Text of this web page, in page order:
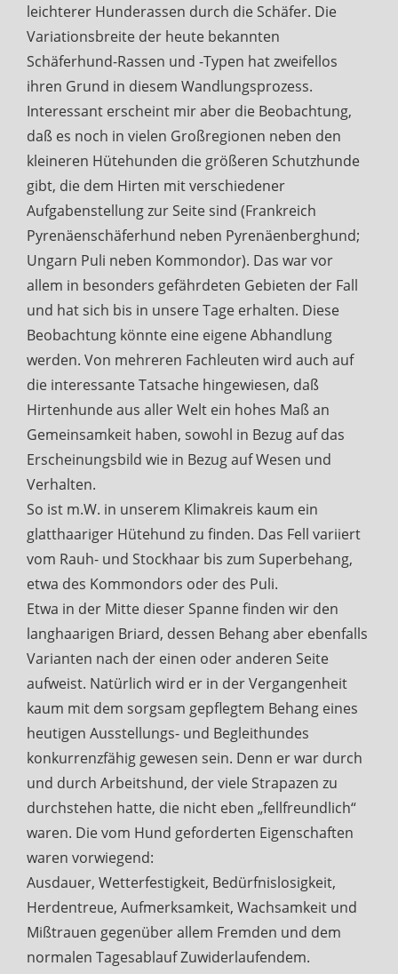
leichterer Hunderassen durch die Schäfer. Die
Variationsbreite der heute bekannten
Schäferhund-Rassen und -Typen hat zweifellos
ihren Grund in diesem Wandlungsprozess.
Interessant erscheint mir aber die Beobachtung,
daß es noch in vielen Großregionen neben den
kleineren Hütehunden die größeren Schutzhunde
gibt, die dem Hirten mit verschiedener
Aufgabenstellung zur Seite sind (Frankreich
Pyrenäenschäferhund neben Pyrenäenberghund;
Ungarn Puli neben Kommondor). Das war vor
allem in besonders gefährdeten Gebieten der Fall
und hat sich bis in unsere Tage erhalten. Diese
Beobachtung könnte eine eigene Abhandlung
werden. Von mehreren Fachleuten wird auch auf
die interessante Tatsache hingewiesen, daß
Hirtenhunde aus aller Welt ein hohes Maß an
Gemeinsamkeit haben, sowohl in Bezug auf das
Erscheinungsbild wie in Bezug auf Wesen und
Verhalten.
So ist m.W. in unserem Klimakreis kaum ein
glatthaariger Hütehund zu finden. Das Fell variiert
vom Rauh- und Stockhaar bis zum Superbehang,
etwa des Kommondors oder des Puli.
Etwa in der Mitte dieser Spanne finden wir den
langhaarigen Briard, dessen Behang aber ebenfalls
Varianten nach der einen oder anderen Seite
aufweist. Natürlich wird er in der Vergangenheit
kaum mit dem sorgsam gepflegtem Behang eines
heutigen Ausstellungs- und Begleithundes
konkurrenzfähig gewesen sein. Denn er war durch
und durch Arbeitshund, der viele Strapazen zu
durchstehen hatte, die nicht eben „fellfreundlich“
waren. Die vom Hund geforderten Eigenschaften
waren vorwiegend:
Ausdauer, Wetterfestigkeit, Bedürfnislosigkeit,
Herdentreue, Aufmerksamkeit, Wachsamkeit und
Mißtrauen gegenüber allem Fremden und dem
normalen Tagesablauf Zuwiderlaufendem.